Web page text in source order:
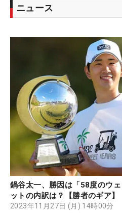
ニュース
鍋谷太一、勝因は「58度のウ
ットの内訳は？【勝者のギア】
2023年11月27日 (月) 14時00分